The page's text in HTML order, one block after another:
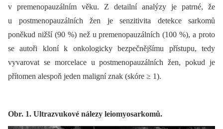
v premenopauzálním věku. Z detailní analýzy je patrné, že
u postmenopauzálních žen je senzitivita detekce sarkomů
poněkud nižší (90 %) než u premenopauzálních (100 %), a proto
se autoři kloní k onkologicky bezpečnějšímu přístupu, tedy
vyvarovat se morcelace u postmenopauzálních žen, pokud je
přítomen alespoň jeden maligní znak (skóre ≥ 1).
Obr. 1. Ultrazvukové nálezy leiomyosarkomů.